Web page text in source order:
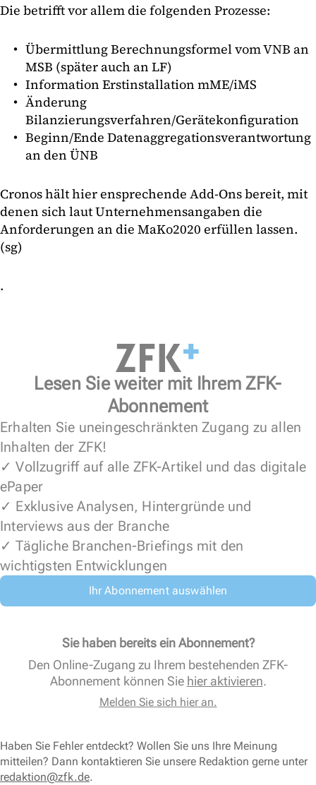
Die betrifft vor allem die folgenden Prozesse:
Übermittlung Berechnungsformel vom VNB an
MSB (später auch an LF)
Information Erstinstallation mME/iMS
Änderung
Bilanzierungsverfahren/Gerätekonfiguration
Beginn/Ende Datenaggregationsverantwortung
an den ÜNB
Cronos hält hier ensprechende Add-Ons bereit, mit
denen sich laut Unternehmensangaben die
Anforderungen an die MaKo2020 erfüllen lassen.
(sg)
.
Lesen Sie weiter mit Ihrem ZFK-
Abonnement
Erhalten Sie uneingeschränkten Zugang zu allen
Inhalten der ZFK!
✓ Vollzugriff auf alle ZFK-Artikel und das digitale
ePaper
✓ Exklusive Analysen, Hintergründe und
Interviews aus der Branche
✓ Tägliche Branchen-Briefings mit den
wichtigsten Entwicklungen
Ihr Abonnement auswählen
Sie haben bereits ein Abonnement?
Den Online-Zugang zu Ihrem bestehenden ZFK-
Abonnement können Sie hier aktivieren.
Melden Sie sich hier an.
Haben Sie Fehler entdeckt? Wollen Sie uns Ihre Meinung
mitteilen? Dann kontaktieren Sie unsere Redaktion gerne unter
redaktion@zfk.de.